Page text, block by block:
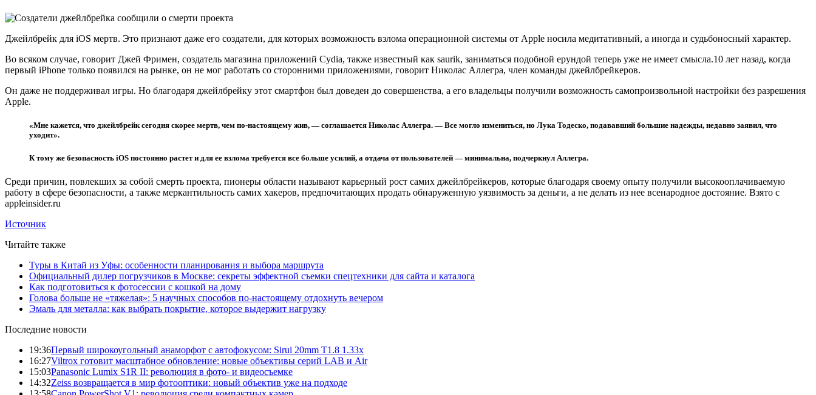
Джейлбрейк для iOS мертв. Это признают даже его создатели, для которых возможность взлома операционной системы от Apple носила медитативный, а иногда и судьбоносный характер.
Во всяком случае, говорит Джей Фримен, создатель магазина приложений Cydia, также известный как saurik, заниматься подобной ерундой теперь уже не имеет смысла.10 лет назад, когда
первый iPhone только появился на рынке, он не мог работать со сторонними приложениями, говорит Николас Аллегра, член команды джейлбрейкеров.
Он даже не поддерживал игры. Но благодаря джейлбрейку этот смартфон был доведен до совершенства, а его владельцы получили возможность самопроизвольной настройки без разрешения
Apple.
«Мне кажется, что джейлбрейк сегодня скорее мертв, чем по-настоящему жив, — соглашается Николас Аллегра. — Все могло измениться, но Лука Тодеско, подававший большие надежды, недавно заявил, что
уходит».
К тому же безопасность iOS постоянно растет и для ее взлома требуется все больше усилий, а отдача от пользователей — минимальна, подчеркнул Аллегра.
Среди причин, повлекших за собой смерть проекта, пионеры области называют карьерный рост самих джейлбрейкеров, которые благодаря своему опыту получили высокооплачиваемую
работу в сфере безопасности, а также меркантильность самих хакеров, предпочитающих продать обнаруженную уязвимость за деньги, а не делать из нее всенародное достояние. Взято с
appleinsider.ru
Источник
Читайте также
Туры в Китай из Уфы: особенности планирования и выбора маршрута
Официальный дилер погрузчиков в Москве: секреты эффектной съемки спецтехники для сайта и каталога
Как подготовиться к фотосессии с кошкой на дому
Голова больше не «тяжелая»: 5 научных способов по-настоящему отдохнуть вечером
Эмаль для металла: как выбрать покрытие, которое выдержит нагрузку
Последние новости
19:36Первый широкоугольный анаморфот с автофокусом: Sirui 20mm T1.8 1.33x
16:27Viltrox готовит масштабное обновление: новые объективы серий LAB и Air
15:03Panasonic Lumix S1R II: революция в фото- и видеосъемке
14:32Zeiss возвращается в мир фотооптики: новый объектив уже на подходе